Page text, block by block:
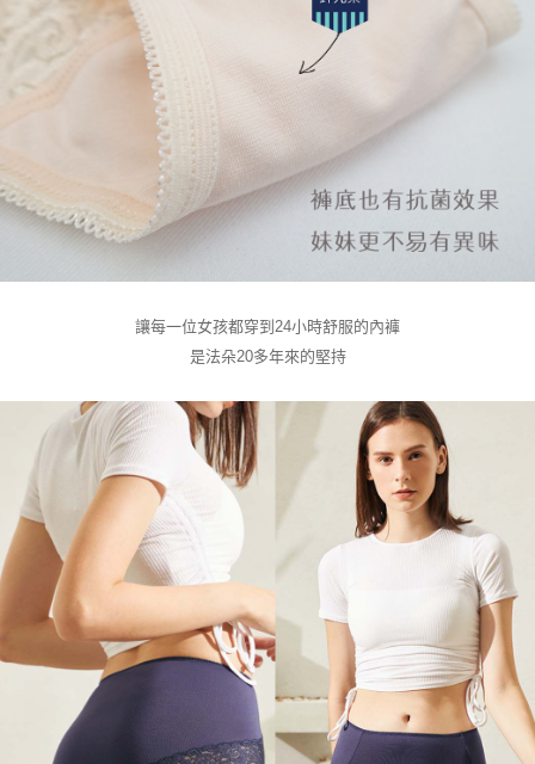
讓每一位女孩都穿到24小時舒服的內褲
是法朵20多年來的堅持